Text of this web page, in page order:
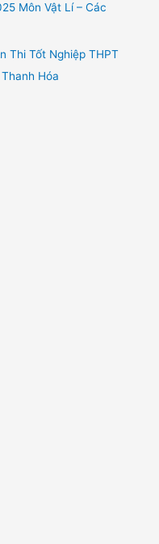
Môn Vật Lí – Các
Thi Tốt Nghiệp THPT
Hóa